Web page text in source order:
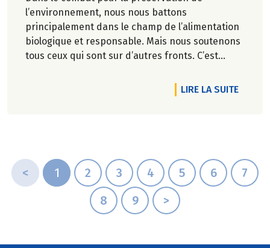
l’environnement, nous nous battons
principalement dans le champ de l’alimentation
biologique et responsable. Mais nous soutenons
tous ceux qui sont sur d’autres fronts. C’est
nouvelle fois son soutien à la série
documentaireImmersion : une aventure
LIRE LA SUITEDE
< 1 2 3 4 5 6
7
8
9 >